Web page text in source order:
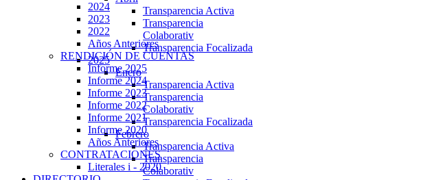
Transparencia Activa
Transparencia
Colaborativ
Transparencia Focalizada
2025
Enero
Transparencia Activa
Transparencia
Colaborativ
Transparencia Focalizada
Febrero
Transparencia Activa
Transparencia
Colaborativ
2024
2023
2022
Años Anteriores
RENDICIÓN DE CUENTAS
Informe 2025
Informe 2024
Informe 2023
Informe 2022
Informe 2021
Informe 2020
Años Anteriores
CONTRATACIONES
Literales i - 2020